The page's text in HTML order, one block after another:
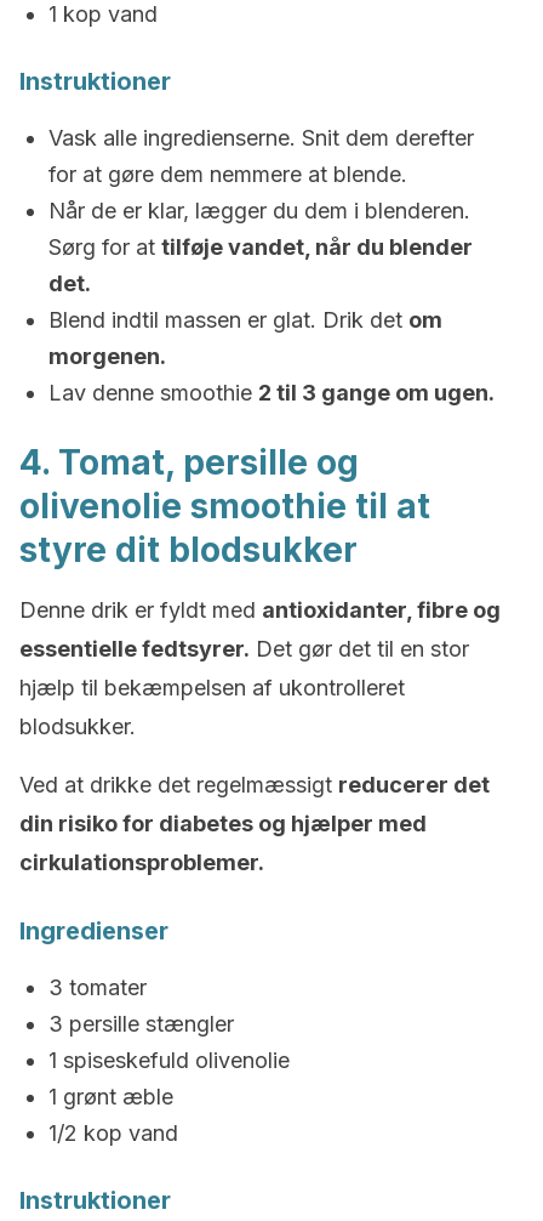
1 kop vand
Instruktioner
Vask alle ingredienserne. Snit dem derefter
for at gøre dem nemmere at blende.
Når de er klar, lægger du dem i blenderen.
Sørg for at tilføje vandet, når du blender
det.
Blend indtil massen er glat. Drik det om
morgenen.
Lav denne smoothie 2 til 3 gange om ugen.
4. Tomat, persille og
olivenolie smoothie til at
styre dit blodsukker
Denne drik er fyldt med antioxidanter, fibre og
essentielle fedtsyrer. Det gør det til en stor
hjælp til bekæmpelsen af ukontrolleret
blodsukker.
Ved at drikke det regelmæssigt reducerer det
din risiko for diabetes og hjælper med
cirkulationsproblemer.
Ingredienser
3 tomater
3 persille stængler
1 spiseskefuld olivenolie
1 grønt æble
1/2 kop vand
Instruktioner